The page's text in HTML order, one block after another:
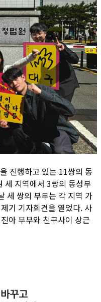
진행하고 있는 11쌍의 동
세 지역에서 3쌍의 동성부
세 쌍의 부부는 각 지역 가
기 기자회견을 열었다. 사
아 부부와 친구사이 상근